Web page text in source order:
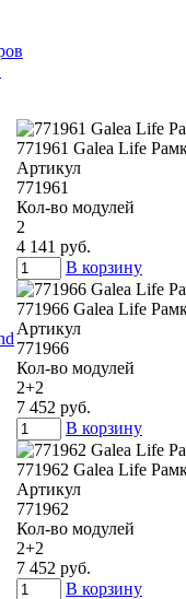
771961 Galea Life
Артикул
771961
Кол-во модулей
2
4 141 руб.
В корзину
771966 Galea Life
Артикул
771966
Кол-во модулей
2+2
7 452 руб.
В корзину
771962 Galea Life
Артикул
771962
Кол-во модулей
2+2
7 452 руб.
В корзину